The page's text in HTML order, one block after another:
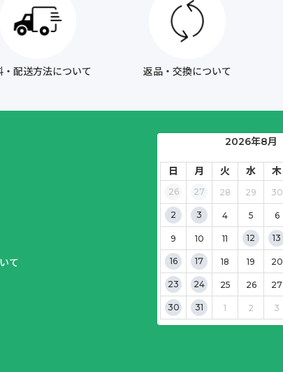
・配送方法について 返品・交換について
2026年8月
日 月 火 水 木
26 27 28 29 30
2 3 4 5 6
9 10 11 12 13
16 17 18 19 20
23 24 25 26 27
30 31 1 2 3
て